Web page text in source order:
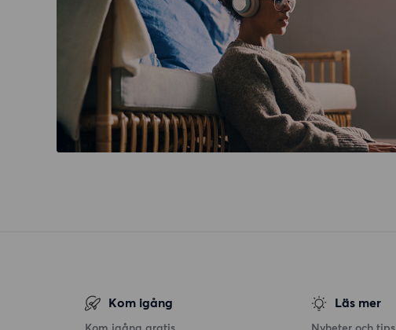
Kom igång Läs mer